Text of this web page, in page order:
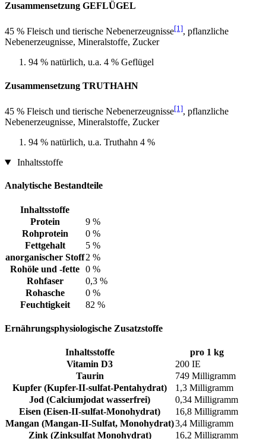
Zusammensetzung GEFLÜGEL
45 % Fleisch und tierische Nebenerzeugnisse[1], pflanzliche
Nebenerzeugnisse, Mineralstoffe, Zucker
94 % natürlich, u.a. 4 % Geflügel
Zusammensetzung TRUTHAHN
45 % Fleisch und tierische Nebenerzeugnisse[1], pflanzliche
Nebenerzeugnisse, Mineralstoffe, Zucker
94 % natürlich, u.a. Truthahn 4 %
Inhaltsstoffe
Analytische Bestandteile
Inhaltsstoffe
Protein
9 %
Rohprotein
0 %
Fettgehalt
5 %
anorganischer Stoff2 %
Rohöle und -fette 0 %
Rohfaser
0,3 %
Rohasche
0 %
Feuchtigkeit
82 %
Ernährungsphysiologische Zusatzstoffe
Inhaltsstoffe
pro 1 kg
Vitamin D3
200 IE
Taurin
749 Milligramm
Kupfer (Kupfer-II-sulfat-Pentahydrat)
1,3 Milligramm
Jod (Calciumjodat wasserfrei)
0,34 Milligramm
Eisen (Eisen-II-sulfat-Monohydrat)
16,8 Milligramm
Mangan (Mangan-II-Sulfat, Monohydrat)3,4 Milligramm
Zink (Zinksulfat Monohydrat)
16,2 Milligramm